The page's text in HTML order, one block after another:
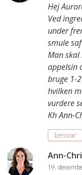
Hej
Ved
under
smule
Man skal
appelsin
bruge 1-
hvilken
vurdere
Kh Ann-
besvar
Ann-
19.